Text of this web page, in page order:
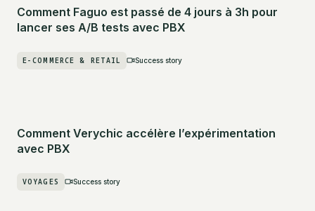
Comment Faguo est passé de 4 jours à 3h pour
lancer ses A/B tests avec PBX
E-COMMERCE & RETAIL Success story
Comment Verychic accélère l’expérimentation
avec PBX
VOYAGES Success story